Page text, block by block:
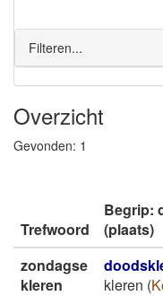
Filteren...
Overzicht
Gevonden: 1
Trefwoord
Begrip:
(plaats)
zondagse
kleren
kleren (